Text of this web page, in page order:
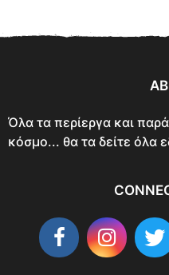
Όλα τα περίεργα και
κόσμο... θα τα δείτε όλα